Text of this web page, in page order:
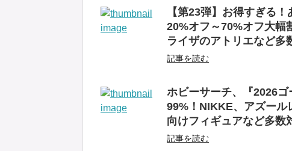
【第23弾】お得すぎる
20%オフ～70%オフ大幅
ライザのアトリエなど多
記事を読む
ホビーサーチ、『2026
99%！NIKKE、アズール
向けフィギュアなど多数
記事を読む